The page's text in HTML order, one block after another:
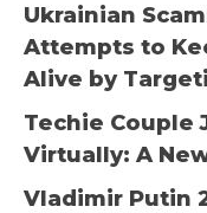
Ukrainian
Attempts to
Alive by
Techie Couple
Virtually: A
Vladimir Putin